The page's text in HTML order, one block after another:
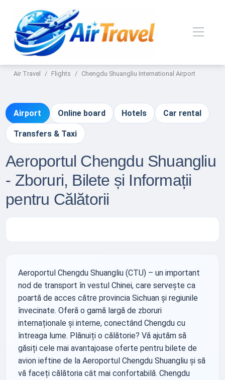
Air Travel Flights Chengdu Shuangliu International Airport
Airport Online board Hotels Car rental
Transfers & Taxi
Aeroportul Chengdu Shuangliu
- Zboruri, Bilete și Informații
pentru Călătorii
Aeroportul Chengdu Shuangliu (CTU) – un important
nod de transport în vestul Chinei, care servește ca
poartă de acces către provincia Sichuan și regiunile
învecinate. Oferă o gamă largă de zboruri
internaționale și interne, conectând Chengdu cu
întreaga lume. Plănuiți o călătorie? Vă ajutăm să
găsiți cele mai avantajoase oferte pentru bilete de
avion ieftine de la Aeroportul Chengdu Shuangliu și să
vă faceți călătoria cât mai confortabilă. Chengdu